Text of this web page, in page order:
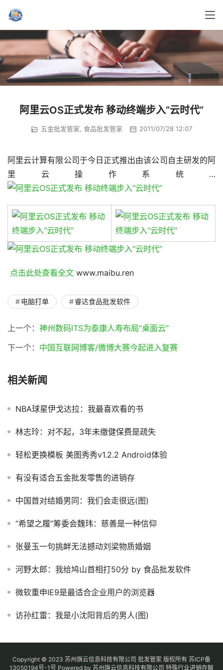
阿里云OS正式发布 移动终端步入“云时代”
五金批发管家, 食品批发管家 2011/07/28 12:07
阿里云计算有限公司于今日正式推出由该公司自主研发的阿
里云操作系统…
点击此处查看全文 www.maibu.ren
电脑打单 睿达食品批发软件
上一个： 神州数码ITS为泰康人寿布局“桌面云”
下一个： 中国互联网博客/微博大赛今起进入复赛
相关新闻
NBA球星伊戈达拉：我最喜欢看的书
林志玲：对不起，3年未缴健保费是疏失
轻松更换模板 美图秀秀v1.2.2 Android体验
有没有适合五金批发零售的进销存
中国首对结婚男同：我们会走很远(图)
“希望之履”筹委会魏玮：慈善是一种信仰
张曼玉一句挑衅无法撼动刘梁物质婚姻
河野太郎：我给鸠山首相打50分 by 食品批发软件
微软重申IE9是最适合企业用户的浏览器
访孙红雷：我是小沈阳背后的男人(图)
Copyright © 2023 苏州旗云信息科技有限公司 批发管家 版权所有 苏ICP备
13050194号-1号 Powered by 苏州旗云信息科技有限公司 特殊行业进销存解